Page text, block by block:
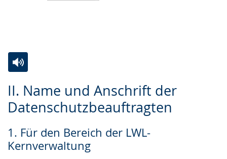
II. Name und Anschrift der
Datenschutzbeauftragten
1. Für den Bereich der LWL-
Kernverwaltung
Leichten
Sprache
Audio-
Unterstützung.
Video
in
Gebärdensprache
wird